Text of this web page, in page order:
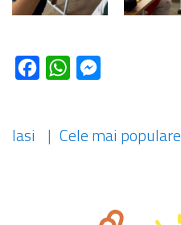
FacebookWhatsApp
Iasi | Cele mai populare